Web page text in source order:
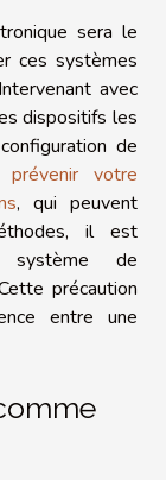
sera le
ces systèmes
avec
dispositifs les
de
prévenir votre
, qui peuvent
il est
de
précaution
entre une